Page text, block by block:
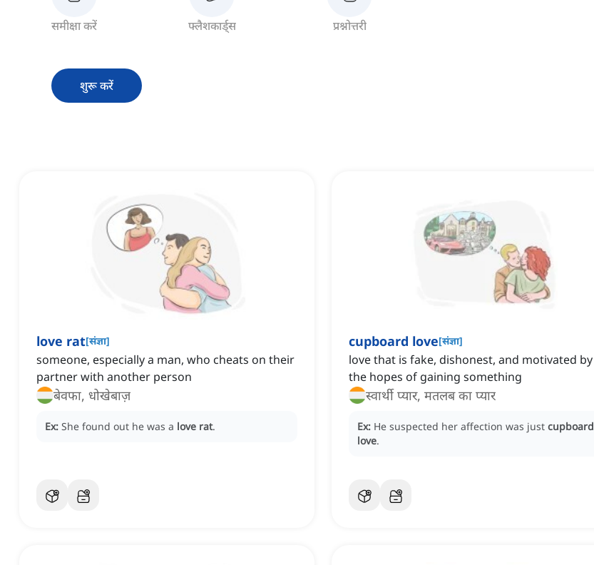
समीक्षा करें फ्लैशकार्ड्स प्रश्नोत्तरी
शुरू करें
love rat[संज्ञा]
someone, especially a man, who cheats on their
partner with another person
बेवफा, धोखेबाज़
Ex: She found out he was a love rat.
cupboard love[संज्ञा]
love that is fake, dishonest, and motivated by
the hopes of gaining something
स्वार्थी प्यार, मतलब का प्यार
Ex: He suspected her affection was just cupboard
love.